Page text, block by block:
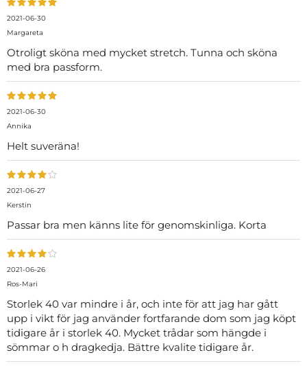
2021-06-30
Margareta
Otroligt sköna med mycket stretch. Tunna och sköna
med bra passform.
2021-06-30
Annika
Helt suveräna!
2021-06-27
Kerstin
Passar bra men känns lite för genomskinliga. Korta
2021-06-26
Ros-Mari
Storlek 40 var mindre i år, och inte för att jag har gått
upp i vikt för jag använder fortfarande dom som jag köpt
tidigare år i storlek 40. Mycket trådar som hängde i
sömmar o h dragkedja. Bättre kvalite tidigare år.